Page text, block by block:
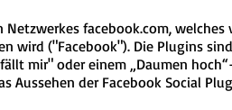
facebook.com, welches
wird ("Facebook"). Die Plugins
mir" oder einem „Daumen
Aussehen der Facebook Social